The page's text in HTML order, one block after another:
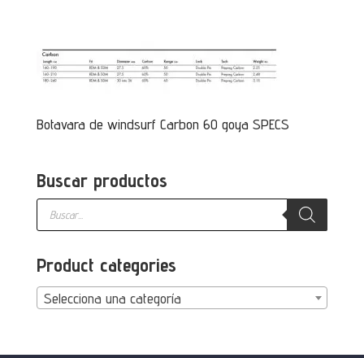
Botavara de windsurf Carbon 60 goya SPECS
Buscar productos
Búsqueda
productos
Product categories
Selecciona una categoría